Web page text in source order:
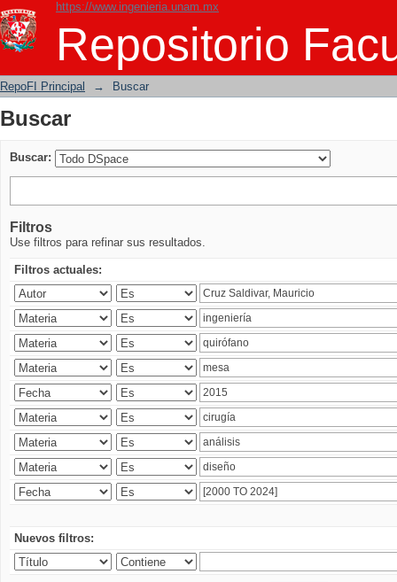
https://www.ingenieria.unam.mx
Repositorio
Buscar
RepoFI Principal → Buscar
Buscar
Buscar:
Filtros
Use filtros para refinar sus resultados.
Filtros actuales:
Nuevos filtros: